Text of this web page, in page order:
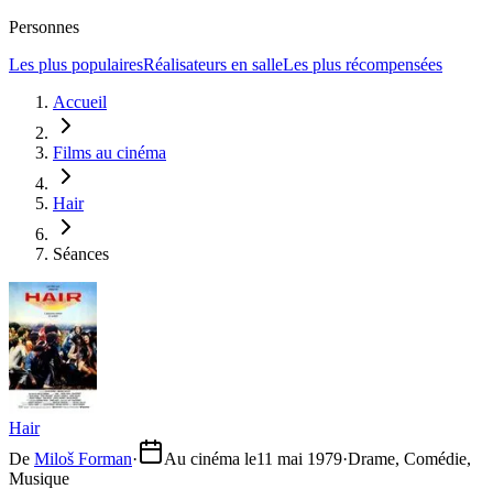
Personnes
Les plus populairesRéalisateurs en salleLes plus récompensées
Accueil
Films au cinéma
Hair
Séances
Hair
De Miloš Forman· Au cinéma le11 mai 1979·Drame, Comédie,
Musique